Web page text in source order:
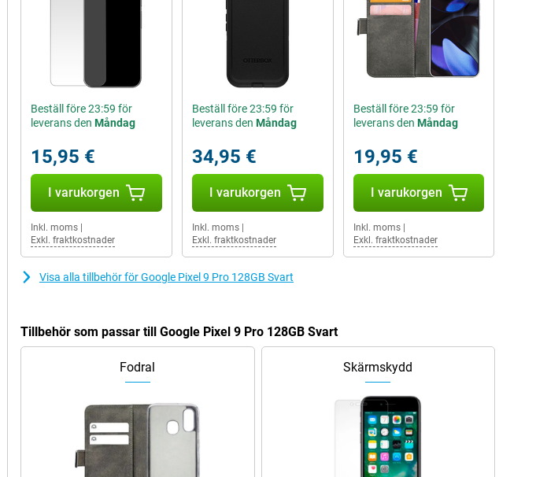
Beställ före 23:59 för
leverans den Måndag
15,95 €
I varukorgen
Inkl. moms
Exkl. fraktkostnader
Beställ före 23:59 för
leverans den Måndag
34,95 €
I varukorgen
Inkl. moms|
Exkl. fraktkostnader
Beställ före 23:59 för
leverans den Måndag
19,95 €
I varukorgen
Inkl. moms|
Exkl. fraktkostnader
Visa alla tillbehör för Google Pixel 9 Pro 128GB Svart
Tillbehör som passar till Google Pixel 9 Pro 128GB Svart
Fodral Skärmskydd